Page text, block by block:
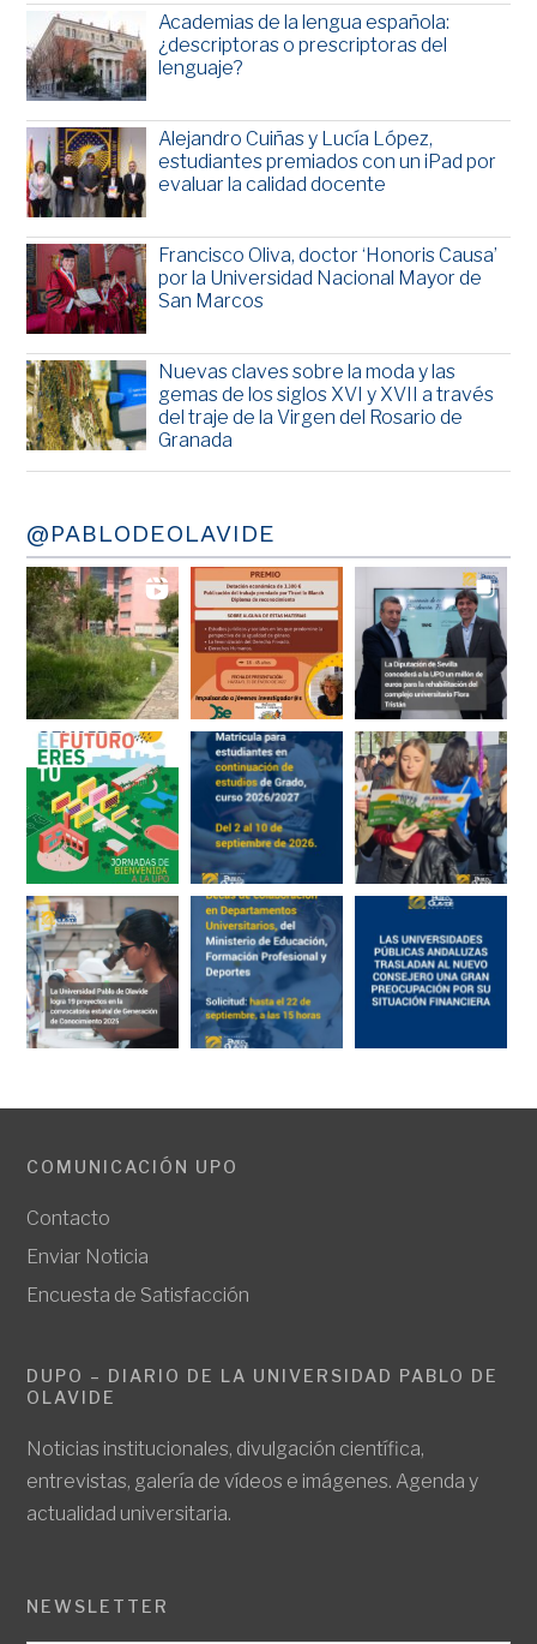
Academias de la lengua española:
¿descriptoras o prescriptoras del
lenguaje?
Alejandro Cuiñas y Lucía López,
estudiantes premiados con un iPad por
evaluar la calidad docente
Francisco Oliva, doctor ‘Honoris Causa’
por la Universidad Nacional Mayor de
San Marcos
Nuevas claves sobre la moda y las
gemas de los siglos XVI y XVII a través
del traje de la Virgen del Rosario de
Granada
@PABLODEOLAVIDE
COMUNICACIÓN UPO
Contacto
Enviar Noticia
Encuesta de Satisfacción
DUPO – DIARIO DE LA UNIVERSIDAD PABLO DE
OLAVIDE
Noticias institucionales, divulgación científica,
entrevistas, galería de vídeos e imágenes. Agenda y
actualidad universitaria.
NEWSLETTER